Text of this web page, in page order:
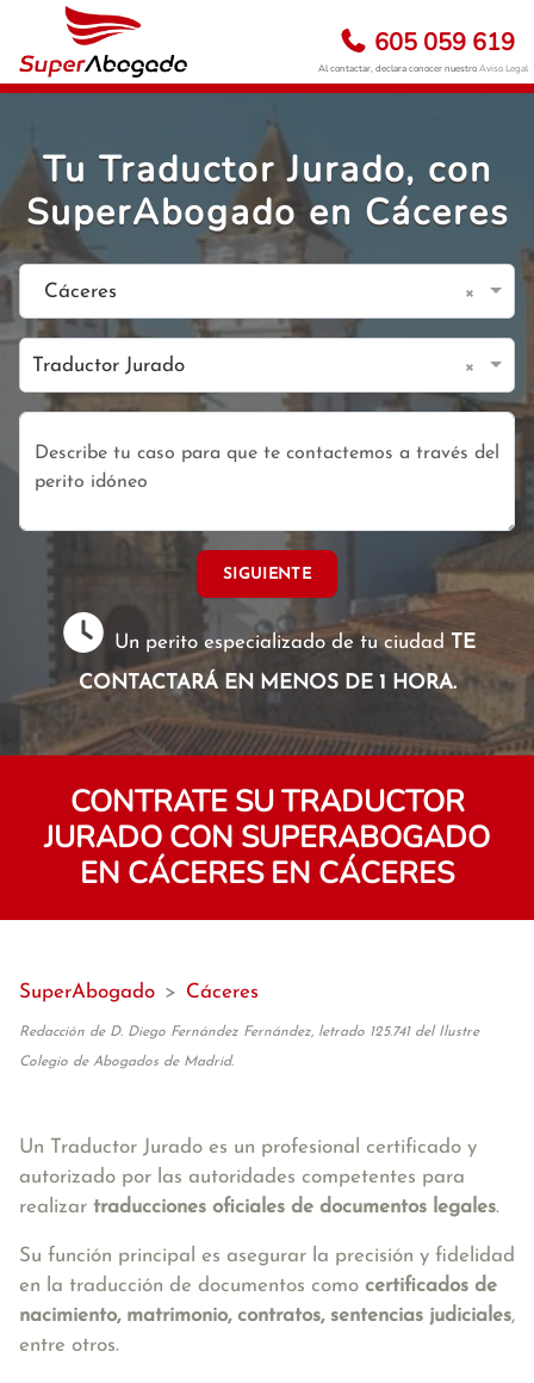
605 059 619
Al contactar, declara conocer nuestroAviso Legal
Tu Traductor Jurado, con
SuperAbogado en Cáceres
Cáceres ×
Traductor Jurado ×
SIGUIENTE
Un perito especializado de tu ciudad TE
CONTACTARÁ EN MENOS DE 1 HORA.
CONTRATE SU TRADUCTOR
JURADO CON SUPERABOGADO
EN CÁCERES EN CÁCERES
SuperAbogado > Cáceres
Redacción de D. Diego Fernández Fernández, letrado 125.741 del Ilustre
Colegio de Abogados de Madrid.
Un Traductor Jurado es un profesional certificado y
autorizado por las autoridades competentes para
realizar traducciones oficiales de documentos legales.
Su función principal es asegurar la precisión y fidelidad
en la traducción de documentos como certificados de
nacimiento, matrimonio, contratos, sentencias judiciales,
entre otros.